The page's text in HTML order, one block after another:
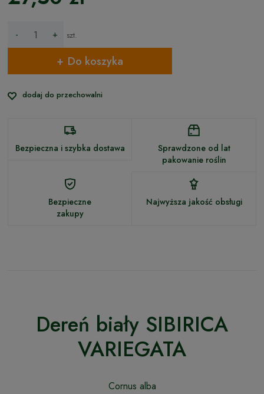
- + szt.
Do koszyka
dodaj do przechowalni
Bezpieczna i szybka dostawa
Sprawdzone od lat
pakowanie roślin
Bezpieczne
zakupy
Najwyższa jakość obsługi
Dereń biały SIBIRICA
VARIEGATA
Cornus alba